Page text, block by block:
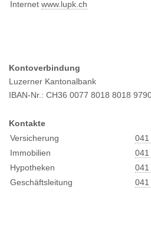
Internet www.lupk.ch
Kontoverbindung
Luzerner Kantonalbank
IBAN-Nr.: CH36 0077 8018 8018
Kontakte
Versicherung
041
Immobilien
041
Hypotheken
041
Geschäftsleitung
041